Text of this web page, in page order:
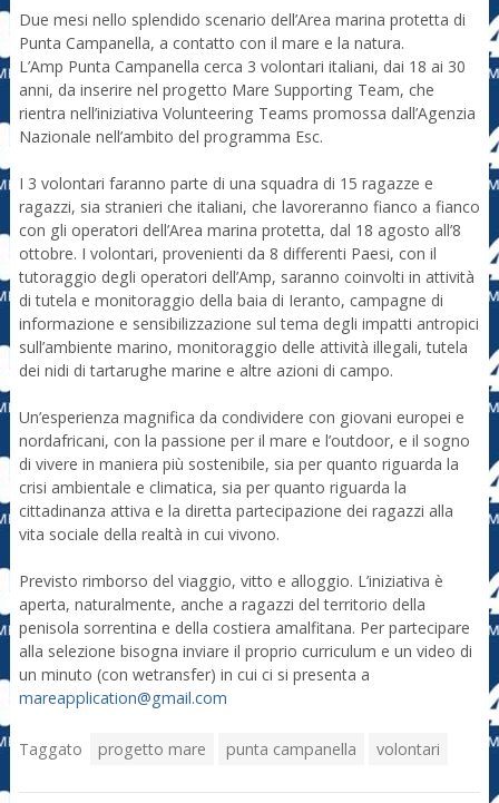
Due mesi nello splendido scenario dell’Area marina protetta di
Punta Campanella, a contatto con il mare e la natura.
L’Amp Punta Campanella cerca 3 volontari italiani, dai 18 ai 30
anni, da inserire nel progetto Mare Supporting Team, che
rientra nell’iniziativa Volunteering Teams promossa dall’Agenzia
Nazionale nell’ambito del programma Esc.
I 3 volontari faranno parte di una squadra di 15 ragazze e
ragazzi, sia stranieri che italiani, che lavoreranno fianco a fianco
con gli operatori dell’Area marina protetta, dal 18 agosto all’8
ottobre. I volontari, provenienti da 8 differenti Paesi, con il
tutoraggio degli operatori dell’Amp, saranno coinvolti in attività
di tutela e monitoraggio della baia di Ieranto, campagne di
informazione e sensibilizzazione sul tema degli impatti antropici
sull’ambiente marino, monitoraggio delle attività illegali, tutela
dei nidi di tartarughe marine e altre azioni di campo.
Un’esperienza magnifica da condividere con giovani europei e
nordafricani, con la passione per il mare e l’outdoor, e il sogno
di vivere in maniera più sostenibile, sia per quanto riguarda la
crisi ambientale e climatica, sia per quanto riguarda la
cittadinanza attiva e la diretta partecipazione dei ragazzi alla
vita sociale della realtà in cui vivono.
Previsto rimborso del viaggio, vitto e alloggio. L’iniziativa è
aperta, naturalmente, anche a ragazzi del territorio della
penisola sorrentina e della costiera amalfitana. Per partecipare
alla selezione bisogna inviare il proprio curriculum e un video di
un minuto (con wetransfer) in cui ci si presenta a
mareapplication@gmail.com
Taggato progetto mare punta campanella volontari